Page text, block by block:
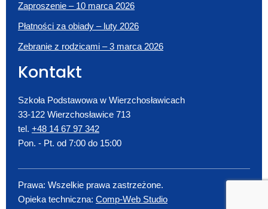
Zaproszenie – 10 marca 2026
Płatności za obiady – luty 2026
Zebranie z rodzicami – 3 marca 2026
Kontakt
Szkoła Podstawowa w Wierzchosławicach
33-122 Wierzchosławice 713
tel. +48 14 67 97 342
Pon. - Pt. od 7:00 do 15:00
Prawa: Wszelkie prawa zastrzeżone.
Opieka techniczna: Comp-Web Studio